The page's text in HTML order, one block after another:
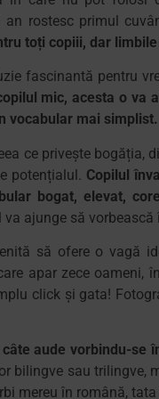
rostesc primul
toți copiii, dar
fascinantă pentru
mic, acesta o va
vocabular mai simplist.
ce privește
potențialul. Copilul
bogat, elevat,
ajunge să vorbească
să ofere o vagă
apar zece oameni,
click și gata!
aude vorbindu-se
bilingve sau trilingve,
mereu în română,